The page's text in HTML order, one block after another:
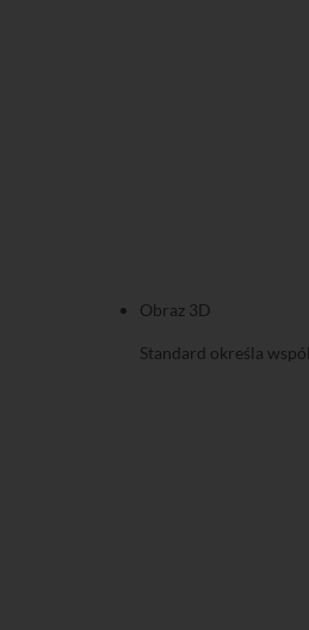
Obraz 3D
Standard określa